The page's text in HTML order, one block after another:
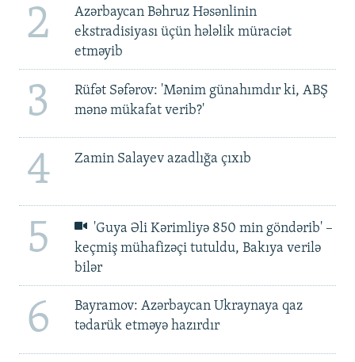
2
Azərbaycan Bəhruz Həsənlinin
ekstradisiyası üçün hələlik müraciət
etməyib
3
Rüfət Səfərov: 'Mənim günahımdır ki, ABŞ
mənə mükafat verib?'
4 Zamin Salayev azadlığa çıxıb
5
'Guya Əli Kərimliyə 850 min göndərib' –
keçmiş mühafizəçi tutuldu, Bakıya verilə
bilər
6
Bayramov: Azərbaycan Ukraynaya qaz
tədarük etməyə hazırdır